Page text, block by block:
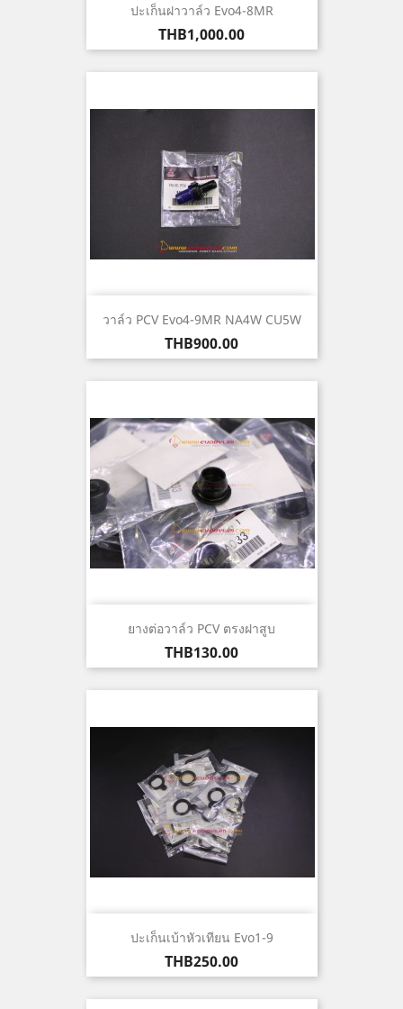
ปะเก็นฝาวาล์ว Evo4-8MR
ราคา
THB1,000.00
วาล์ว PCV Evo4-9MR NA4W CU5W
ราคา
THB900.00
ยางต่อวาล์ว PCV ตรงฝาสูบ
ราคา
THB130.00
ปะเก็นเบ้าหัวเทียน Evo1-9
ราคา
THB250.00